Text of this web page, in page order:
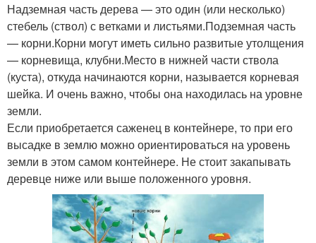
Надземная часть дерева — это один (или несколько)
стебель (ствол) с ветками и листьями.Подземная часть
— корни.Корни могут иметь сильно развитые утолщения
— корневища, клубни.Место в нижней части ствола
(куста), откуда начинаются корни, называется корневая
шейка. И очень важно, чтобы она находилась на уровне
земли.
Если приобретается саженец в контейнере, то при его
высадке в землю можно ориентироваться на уровень
земли в этом самом контейнере. Не стоит закапывать
деревце ниже или выше положенного уровня.